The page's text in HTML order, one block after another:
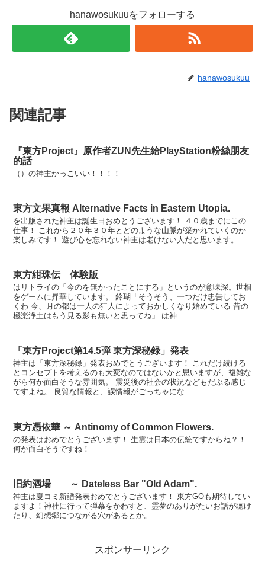
hanawosukuuをフォローする
hanawosukuu
関連記事
『東方Project』原作者ZUN先生給PlayStation粉絲朋友
的話
（）の神主かっこいい！！！！
東方文果真報 Alternative Facts in Eastern Utopia.
を出版された神主は誕生日おめとうございます！ ４０歳までにこの
仕事！ これから２０年３０年とどのような山脈が築かれていくのか
楽しみです！ 遊び心を忘れない神主は老けない人だと思います。
東方紺珠伝 体験版
はリトライの「今のを無かったことにする」というのが意味深。世相
をゲームに昇華しています。 鈴瑚「そうそう、一つだけ忠告してお
くわ 今、月の都は一人の狂人によっておかしくなり始めている 昔の
極楽浄土はもう見る影も無いと思ってね」 は神...
「東方Project第14.5弾 東方深秘録」発表
神主は「東方深秘録」発表おめでとうございます！ これだけ続ける
とコンセプトを考えるのも大変なのではないかと思いますが、複雑な
がら何か面白そうな雰囲気。 震災後の社会の状況などもだぶる感じ
ですよね。 良質な情報と、誤情報がごっちゃにな...
東方憑依華 ～ Antinomy of Common Flowers.
の発表はおめでとうございます！ 生霊は日本の伝統ですからね？！
何か面白そうですね！
旧約酒場 ～ Dateless Bar "Old Adam".
神主は夏コミ新譜発表おめでとうございます！ 東方GOも期待してい
ますよ！神社に行って弾幕をかわすと、霊夢のありがたいお話が聴け
たり、幻想郷につながる穴があるとか。
スポンサーリンク